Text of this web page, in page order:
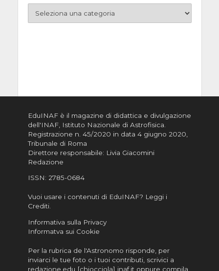
EduINAF è il magazine di didattica e divulgazione
dell'INAF, Istituto Nazionale di Astrofisica
Registrazione n. 45/2020 in data 4 giugno 2020,
Tribunale di Roma
Direttore responsabile: Livia Giacomini
Redazione
ISSN: 2785-0684
Vuoi usare i contenuti di EduINAF? Leggi i
Crediti.
Informativa sulla Privacy
Informatva sui Cookie
Per la rubrica de l'Astronomo risponde, per
inviarci le tue foto o i tuoi contributi, scrivici a
redazione.edu [chiocciola] inaf.it oppure compila